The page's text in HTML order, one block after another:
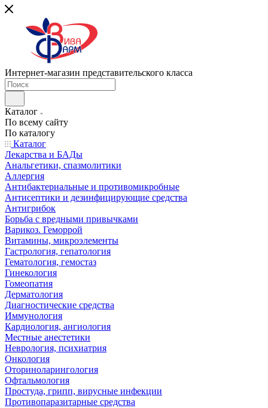
Интернет-магазин представительского класса
Каталог
По всему сайту
По каталогу
Каталог
Лекарства и БАДы
Анальгетики, спазмолитики
Аллергия
Антибактериальные и противомикробные
Антисептики и дезинфицирующие средства
Антигрибок
Борьба с вредными привычками
Варикоз. Геморрой
Витамины, микроэлементы
Гастрология, гепатология
Гематология, гемостаз
Гинекология
Гомеопатия
Дерматология
Диагностические средства
Иммунология
Кардиология, ангиология
Местные анестетики
Неврология, психиатрия
Онкология
Оториноларингология
Офтальмология
Простуда, грипп, вирусные инфекции
Противопаразитарные средства